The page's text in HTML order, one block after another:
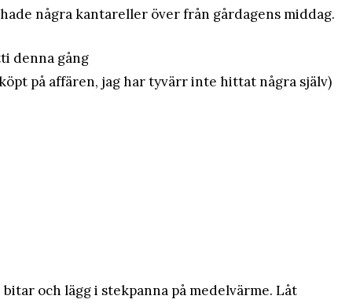
några kantareller över från gårdagens middag.
denna gång
på affären, jag har tyvärr inte hittat några själv)
och lägg i stekpanna på medelvärme. Låt